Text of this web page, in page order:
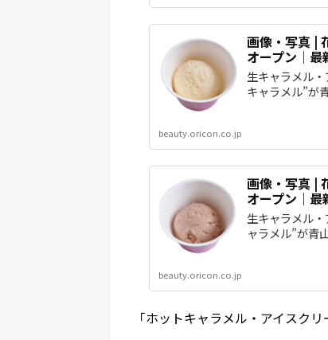
画像・写真 |
オープン｜最
生キャラメル
キャラメル”が
beauty.oricon.co.jp
画像・写真 |
オープン｜最
生キャラメル
ャラメル”が青
beauty.oricon.co.jp
「ホットキャラメル・アイスク